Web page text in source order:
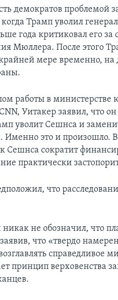
демократов проблемой
Трамп уволил
года критиковал его
Мюллера. После этого
мере временно, на
работы в министерстве
Уитакер заявил, что
уволит Сешнса и
Именно это и произошло.
Сешнса сократит
практически
что
не обозначил, что
что «твердо
справедливое
принцип верховенства